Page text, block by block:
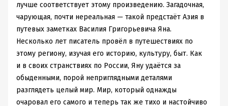
лучше соответствует этому произведению. Загадочная,
чарующая, почти нереальная — такой предстаёт Азия в
путевых заметках Василия Григорьевича Яна.
Несколько лет писатель провёл в путешествиях по
этому региону, изучая его историю, культуру, быт. Как
и в своих странствиях по России, Яну удаётся за
обыденными, порой неприглядными деталями
разглядеть целый мир. Мир, который однажды
очаровал его самого и теперь так же тихо и настойчиво